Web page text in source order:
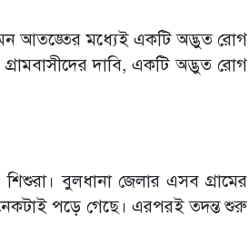
আতঙ্তের মধ্যেই একটি অদ্ভুত রোগ
গ্রামবাসীদের দাবি, একটি অদ্ভুত রোগ
বুলধানা জেলার এসব গ্রামের
পড়ে গেছে। এরপরই তদন্ত শুরু